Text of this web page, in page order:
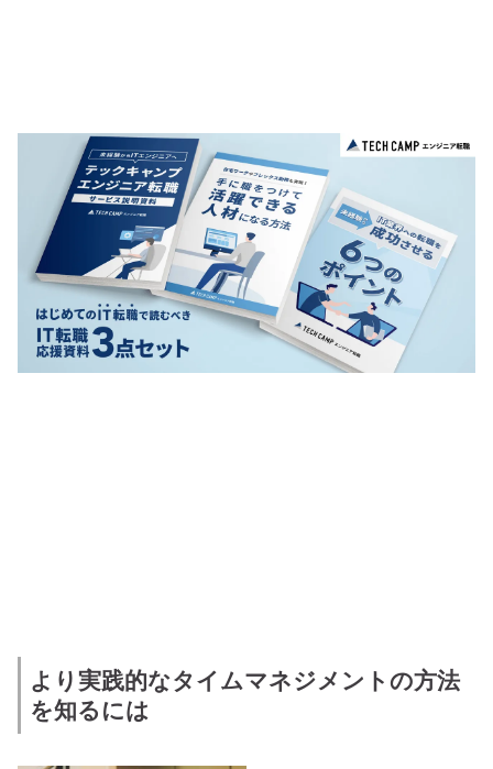
より実践的なタイムマネジメントの方法
を知るには